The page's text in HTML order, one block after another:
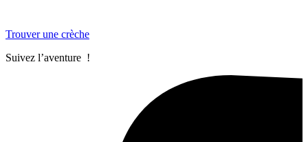
Trouver une crèche
Suivez l’aventure !